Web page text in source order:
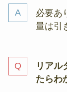
必要あ
量は引
リアル
たらわ